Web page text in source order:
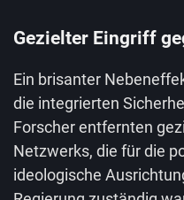
Gezielter Eingriff
Ein brisanter
die integrierten
Forscher entfernten
Netzwerks, die für die
ideologische